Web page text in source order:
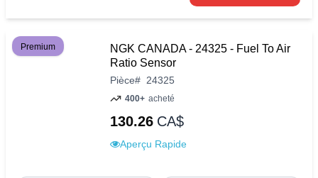
Premium
NGK CANADA - 24325 - Fuel To Air
Ratio Sensor
Pièce# 24325
400+ acheté
130.26 CA$
Aperçu Rapide